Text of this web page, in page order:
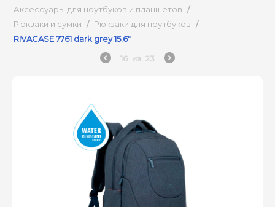
Аксессуары для ноутбуков и планшетов /
Рюкзаки и сумки / Рюкзаки для ноутбуков /
RIVACASE 7761 dark grey 15.6"
16 из 23